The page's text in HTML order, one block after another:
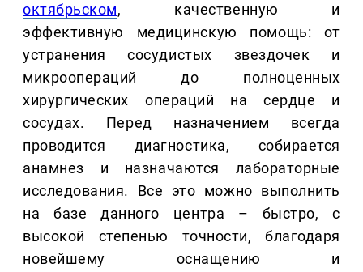
октябрьском, качественную и
эффективную медицинскую помощь: от
устранения сосудистых звездочек и
микроопераций до полноценных
хирургических операций на сердце и
сосудах. Перед назначением всегда
проводится диагностика, собирается
анамнез и назначаются лабораторные
исследования. Все это можно выполнить
на базе данного центра – быстро, с
высокой степенью точности, благодаря
новейшему оснащению и